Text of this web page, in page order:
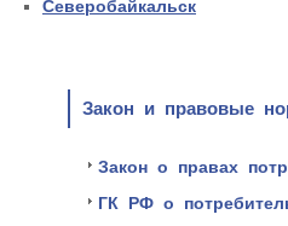
Северобайкальск
Закон и правовые
Закон о правах
ГК РФ о